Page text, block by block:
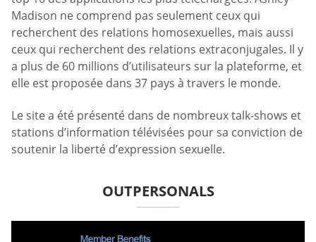
Madison ne comprend pas seulement ceux qui
recherchent des relations homosexuelles, mais aussi
ceux qui recherchent des relations extraconjugales. Il y
a plus de 60 millions d’utilisateurs sur la plateforme, et
elle est proposée dans 37 pays à travers le monde.
Le site a été présenté dans de nombreux talk-shows et
stations d’information télévisées pour sa conviction de
soutenir la liberté d’expression sexuelle.
OUTPERSONALS